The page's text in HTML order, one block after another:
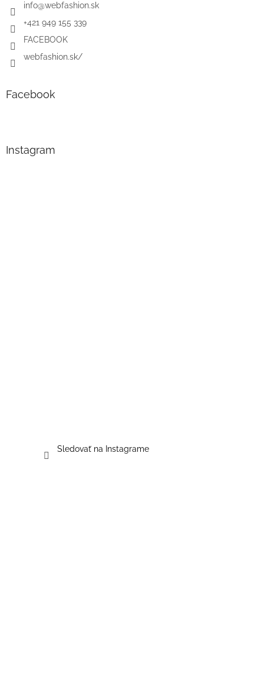
info@webfashion.sk
+421 949 155 339
FACEBOOK
webfashion.sk/
Facebook
Instagram
Sledovať na Instagrame